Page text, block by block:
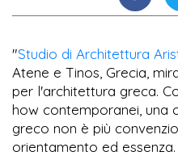
"Studio di Architettura
Atene e Tinos, Grecia,
per l'architettura greca.
how contemporanei, una
greco non è più
orientamento ed essenza.